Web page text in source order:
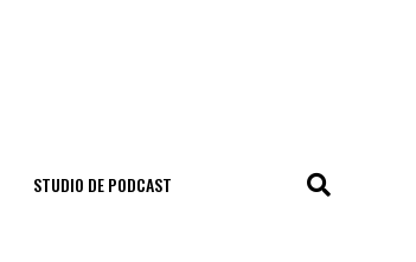
STUDIO DE PODCAST